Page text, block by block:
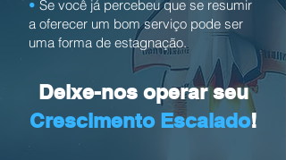
• Se você já percebeu que se resumir
a oferecer um bom serviço pode ser
uma forma de estagnação.
Deixe-nos operar seu
Crescimento Escalado!